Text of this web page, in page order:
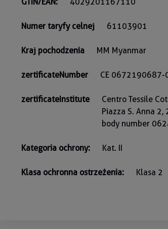
Numer taryfy celnej 61103901
Kraj pochodzenia MM Myanmar
zertificateNumber CE 0672190687-
zertificateInstitute
Centro Tessile
Piazza S. Anna
body number
Kategoria ochrony: Kat. II
Klasa ochronna ostrzeżenia: Klasa 2